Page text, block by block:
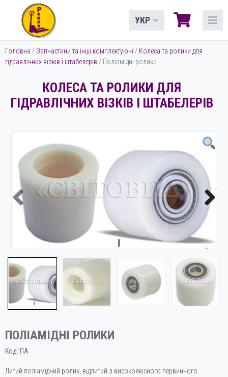
УКР
Головна / Запчастини та інші комплектуючі / Колеса та ролики для
гідравлічних візків і штабелерів / Поліамідні ролики
КОЛЕСА ТА РОЛИКИ ДЛЯ
ГІДРАВЛІЧНИХ ВІЗКІВ І ШТАБЕЛЕРІВ
ПОЛІАМІДНІ РОЛИКИ
Код: ПА
Литий поліамідний ролик, відлитий з високоякісного первинного